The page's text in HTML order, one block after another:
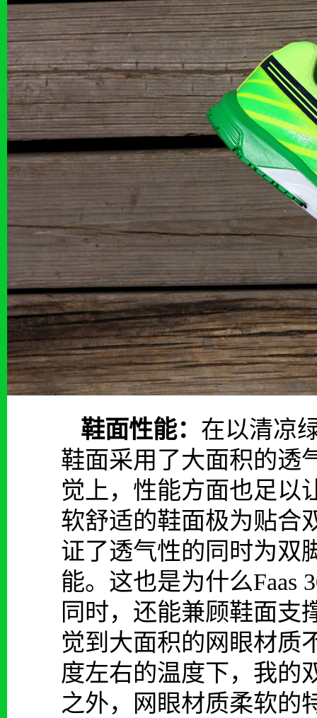
鞋面性能： 在以清凉
鞋面采用了大面积的透
觉上，性能方面也足以
软舒适的鞋面极为贴合
证了透气性的同时为双
能。这也是为什么Faas
同时，还能兼顾鞋面支
觉到大面积的网眼材质
度左右的温度下，我的
之外，网眼材质柔软的